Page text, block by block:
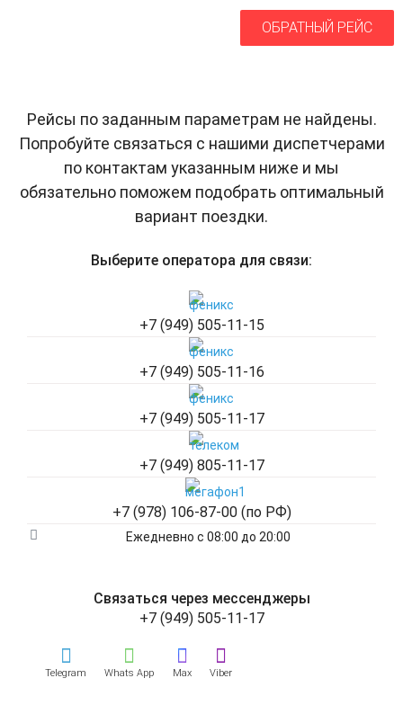
ОБРАТНЫЙ РЕЙС
Рейсы по заданным параметрам не найдены.
Попробуйте связаться с нашими диспетчерами
по контактам указанным ниже и мы
обязательно поможем подобрать оптимальный
вариант поездки.
Выберите оператора для связи:
+7 (949) 505-11-15
+7 (949) 505-11-16
+7 (949) 505-11-17
+7 (949) 805-11-17
+7 (978) 106-87-00 (по РФ)
Ежедневно с 08:00 до 20:00
Связаться через мессенджеры
+7 (949) 505-11-17
Telegram Whats App Max Viber